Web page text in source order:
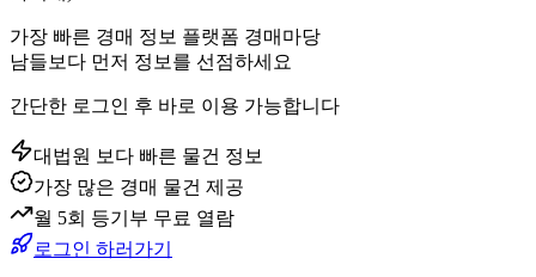
가장 빠른 경매 정보 플랫폼 경매마당
남들보다 먼저 정보를 선점하세요
간단한 로그인 후 바로 이용 가능합니다
대법원 보다 빠른 물건 정보
가장 많은 경매 물건 제공
월 5회 등기부 무료 열람
로그인 하러가기